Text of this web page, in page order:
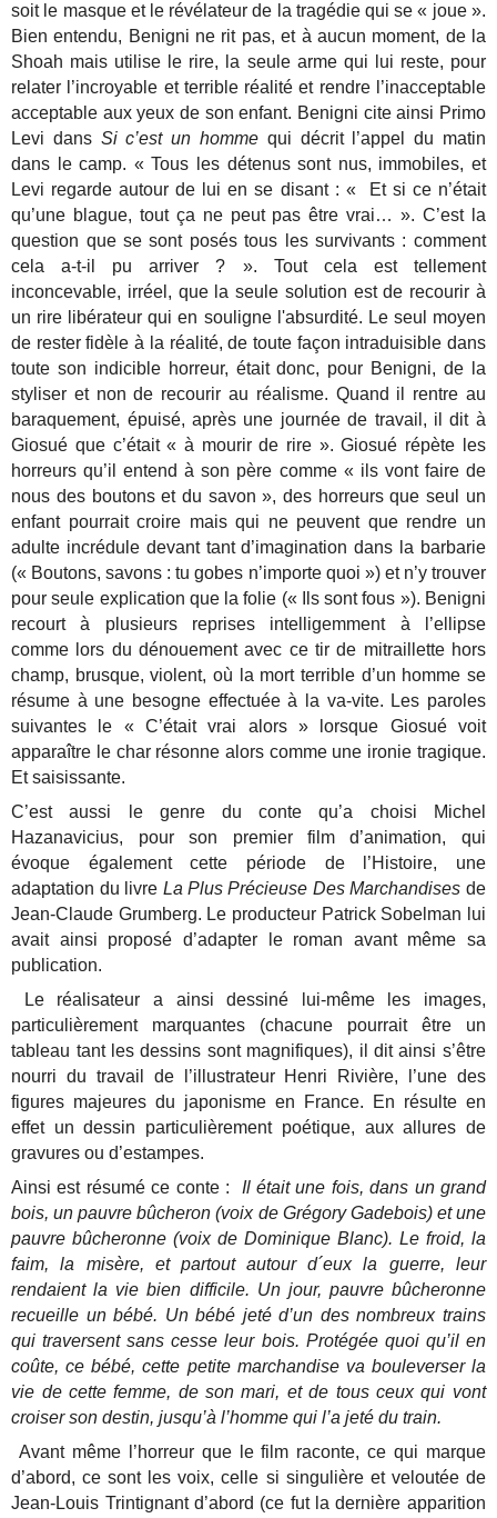
soit le masque et le révélateur de la tragédie qui se « joue ».
Bien entendu, Benigni ne rit pas, et à aucun moment, de la
Shoah mais utilise le rire, la seule arme qui lui reste, pour
relater l’incroyable et terrible réalité et rendre l’inacceptable
acceptable aux yeux de son enfant. Benigni cite ainsi Primo
Levi dans Si c’est un homme qui décrit l’appel du matin
dans le camp. « Tous les détenus sont nus, immobiles, et
Levi regarde autour de lui en se disant : « Et si ce n’était
qu’une blague, tout ça ne peut pas être vrai… ». C’est la
question que se sont posés tous les survivants : comment
cela a-t-il pu arriver ? ». Tout cela est tellement
inconcevable, irréel, que la seule solution est de recourir à
un rire libérateur qui en souligne l'absurdité. Le seul moyen
de rester fidèle à la réalité, de toute façon intraduisible dans
toute son indicible horreur, était donc, pour Benigni, de la
styliser et non de recourir au réalisme. Quand il rentre au
baraquement, épuisé, après une journée de travail, il dit à
Giosué que c’était « à mourir de rire ». Giosué répète les
horreurs qu’il entend à son père comme « ils vont faire de
nous des boutons et du savon », des horreurs que seul un
enfant pourrait croire mais qui ne peuvent que rendre un
adulte incrédule devant tant d’imagination dans la barbarie
(« Boutons, savons : tu gobes n’importe quoi ») et n’y trouver
pour seule explication que la folie (« Ils sont fous »). Benigni
recourt à plusieurs reprises intelligemment à l’ellipse
comme lors du dénouement avec ce tir de mitraillette hors
champ, brusque, violent, où la mort terrible d’un homme se
résume à une besogne effectuée à la va-vite. Les paroles
suivantes le « C’était vrai alors » lorsque Giosué voit
apparaître le char résonne alors comme une ironie tragique.
Et saisissante.
C’est aussi le genre du conte qu’a choisi Michel
Hazanavicius, pour son premier film d’animation, qui
évoque également cette période de l’Histoire, une
adaptation du livre La Plus Précieuse Des Marchandises de
Jean-Claude Grumberg. Le producteur Patrick Sobelman lui
avait ainsi proposé d’adapter le roman avant même sa
publication.
Le réalisateur a ainsi dessiné lui-même les images,
particulièrement marquantes (chacune pourrait être un
tableau tant les dessins sont magnifiques), il dit ainsi s’être
nourri du travail de l’illustrateur Henri Rivière, l’une des
figures majeures du japonisme en France. En résulte en
effet un dessin particulièrement poétique, aux allures de
gravures ou d’estampes.
Ainsi est résumé ce conte : Il était une fois, dans un grand
bois, un pauvre bûcheron (voix de Grégory Gadebois) et une
pauvre bûcheronne (voix de Dominique Blanc). Le froid, la
faim, la misère, et partout autour d´eux la guerre, leur
rendaient la vie bien difficile. Un jour, pauvre bûcheronne
recueille un bébé. Un bébé jeté d’un des nombreux trains
qui traversent sans cesse leur bois. Protégée quoi qu’il en
coûte, ce bébé, cette petite marchandise va bouleverser la
vie de cette femme, de son mari, et de tous ceux qui vont
croiser son destin, jusqu’à l’homme qui l’a jeté du train.
Avant même l’horreur que le film raconte, ce qui marque
d’abord, ce sont les voix, celle si singulière et veloutée de
Jean-Louis Trintignant d’abord (ce fut la dernière apparition